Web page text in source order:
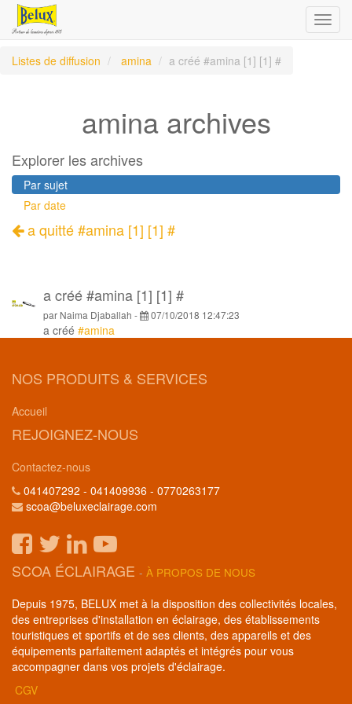
Listes de diffusion
amina a créé #amina [1] [1] #
amina archives
Explorer les archives
Par sujet
Par date
a quitté #amina [1] [1] #
a créé #amina [1] [1] #
par Naima Djaballah - 07/10/2018 12:47:23
a créé #amina
NOS PRODUITS & SERVICES
Accueil
REJOIGNEZ-NOUS
Contactez-nous
041407292 - 041409936 - 0770263177
scoa@beluxeclairage.com
SCOA ÉCLAIRAGE - À PROPOS DE NOUS
Depuis 1975, BELUX met à la disposition des collectivités locales,
des entreprises d'installation en éclairage, des établissements
touristiques et sportifs et de ses clients, des appareils et des
équipements parfaitement adaptés et intégrés pour vous
accompagner dans vos projets d'éclairage.
CGV